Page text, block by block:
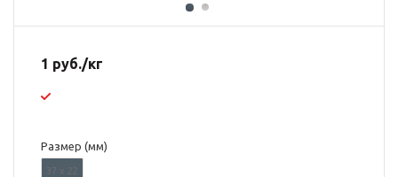
1 руб./кг
Размер (мм)
37 х 22